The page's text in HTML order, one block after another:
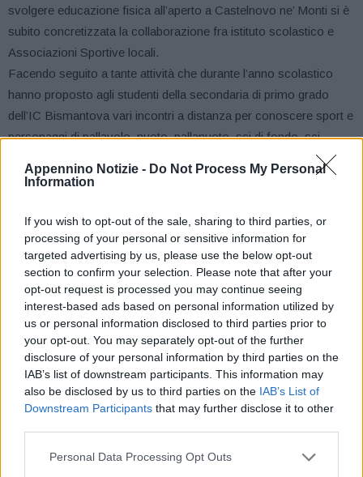
Appennino Notizie - Do Not Process My Personal
Information
If you wish to opt-out of the sale, sharing to third parties, or
processing of your personal or sensitive information for
targeted advertising by us, please use the below opt-out
section to confirm your selection. Please note that after your
opt-out request is processed you may continue seeing
interest-based ads based on personal information utilized by
us or personal information disclosed to third parties prior to
your opt-out. You may separately opt-out of the further
disclosure of your personal information by third parties on the
IAB’s list of downstream participants. This information may
also be disclosed by us to third parties on the IAB’s List of
Downstream Participants that may further disclose it to other
Personal Data Processing Opt Outs
svolgere educazione fisica all’aperto a Castelnovo ne’ Monti si è
subito concretizzata la collaborazione fra istituto scolastico e
Associazioni Sportive locali.
Facendo seguito a tante attività che durante l’anno scolastico
hanno proposto agli studenti della secondaria di primo grado
dell’IC Bismantova vari incontri a distanza per conoscere sport e
personaggi di pallavolo, nuoto, pallanuoto, sci di fondo, sci
alpino, calcio ed handbike è giunto ora il momento delle attività in
presenza.
Gli splendidi impianti sportivi outdoor del Comune di Castelnovo
ne Monti, la loro vicinanza ai plessi scolastici e la disponibilità
delle Associazioni Sportive locali ad intervenire direttamente con i
loro istruttori hanno favorito oggi l’inizio di un ciclo di incontri
dedicati alla Pallacanestro che trovano splendido scenario sulle
piste polivalenti del Circolo Tennis e del Parco pubblico di Felina
e che uno dopo l’altro coinvolgeranno quasi tutte le classi.
Con gli insegnanti di educazione fisica Marta Brogliatto e
Gerardo Torluccio sono protagonisti delle lezioni di basket i
tecnici ed i giocatori della LG Competition che si alternano nelle
tante ore di attività. Il tutto con la massima precauzione dettata